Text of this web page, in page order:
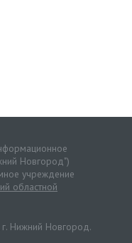
Новгород")
учреждение
областной
г. Нижний Новгород.